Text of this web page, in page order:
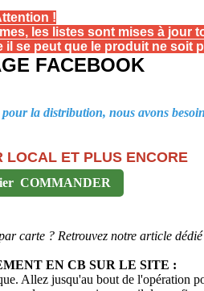
!
les listes sont mises à jour
se peut que le produit ne soit
FACEBOOK
la distribution, nous avons
LOCAL ET PLUS ENCORE
COMMANDER
carte ? Retrouvez notre article
EN CB SUR LE SITE :
Allez jusqu'au bout de l'opération